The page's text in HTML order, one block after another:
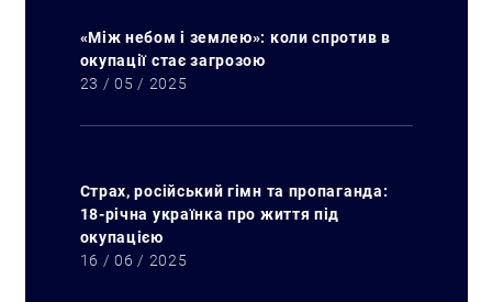
«Між небом і землею»: коли спротив в
окупації стає загрозою
23 / 05 / 2025
Страх, російський гімн та пропаганда:
18-річна українка про життя під
окупацією
16 / 06 / 2025